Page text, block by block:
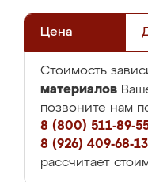
Цена
Стоимость
материалов
позвоните нам
8 (800) 511-89-
8 (926) 409-68-13
рассчитает